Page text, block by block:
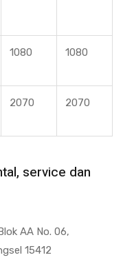
1080 1080
2070 2070
service dan
AA No. 06,
15412